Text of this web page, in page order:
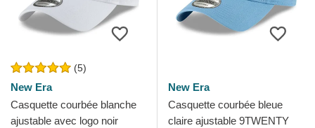
(5)
New Era
Casquette courbée blanche
ajustable avec logo noir
New Era
Casquette courbée bleue
claire ajustable 9TWENTY